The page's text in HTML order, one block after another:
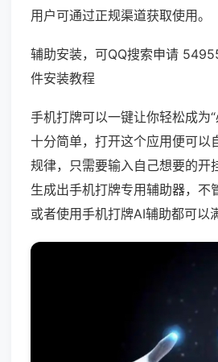
用户可通过正规渠道获取使用。
辅助安装，可QQ搜索申请
件安装教程
手机打牌可以一键让你轻松成为
十分简单，打开这个应用便可以
规律，只需要输入自己想要的开
生成出手机打牌专用辅助器，不
或者使用手机打牌AI辅助都可以